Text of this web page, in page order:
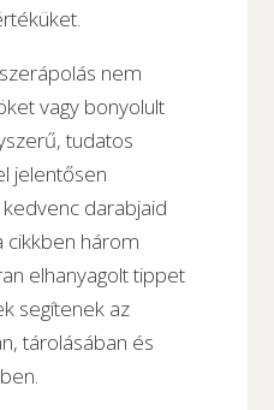
nem
vagy bonyolult
tudatos
jelentősen
darabjaid
cikkben három
elhanyagolt tippet
segítenek az
tárolásában és